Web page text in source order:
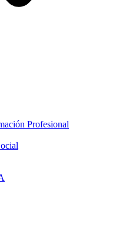
Profesional